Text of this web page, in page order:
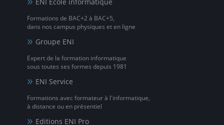
Formations de BAC+2 à BAC+5,
dans nos campus physiques et en ligne
Groupe ENI
Expert de la formation informatique
sous toutes ses formes depuis 1981
ENI Service
Formations avec formateur à l'informatique,
à distance ou en présentiel
Editions ENI Pro